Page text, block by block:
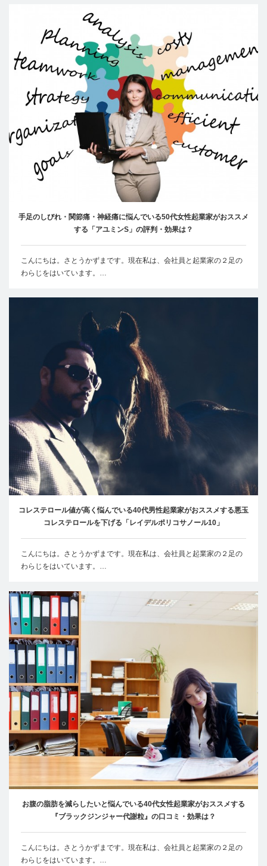
手足のしびれ・関節痛・神経痛に悩んでいる50代女性起業家がおススメ
する「アユミンS」の評判・効果は？
こんにちは。さとうかずまです。現在私は、会社員と起業家の２足の
わらじをはいています。…
コレステロール値が高く悩んでいる40代男性起業家がおススメする悪玉
コレステロールを下げる「レイデルポリコサノール10」
こんにちは。さとうかずまです。現在私は、会社員と起業家の２足の
わらじをはいています。…
お腹の脂肪を減らしたいと悩んでいる40代女性起業家がおススメする
『ブラックジンジャー代謝粒』の口コミ・効果は？
こんにちは。さとうかずまです。現在私は、会社員と起業家の２足の
わらじをはいています。…